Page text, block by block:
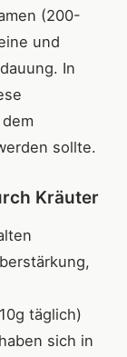
(200-
und
In
sollte.
Kräuter
täglich)
sich in